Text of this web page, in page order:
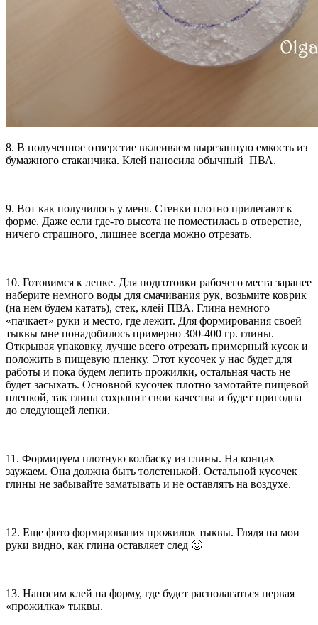
8. В полученное отверстие вклеиваем вырезанную емкость из
бумажного стаканчика. Клей наносила обычный ПВА.
9. Вот как получилось у меня. Стенки плотно прилегают к
форме. Даже если где-то высота не поместилась в отверстие,
ничего страшного, лишнее всегда можно отрезать.
10. Готовимся к лепке. Для подготовки рабочего места заранее
наберите немного воды для смачивания рук, возьмите коврик
(на нем будем катать), стек, клей ПВА. Глина немного
«пачкает» руки и место, где лежит. Для формирования своей
тыквы мне понадобилось примерно 300-400 гр. глины.
Открывая упаковку, лучше всего отрезать примерный кусок и
положить в пищевую пленку. Этот кусочек у нас будет для
работы и пока будем лепить прожилки, остальная часть не
будет засыхать. Основной кусочек плотно замотайте пищевой
пленкой, так глина сохранит свои качества и будет пригодна
до следующей лепки.
11. Формируем плотную колбаску из глины. На концах
заужаем. Она должна быть толстенькой. Остальной кусочек
глины не забывайте заматывать и не оставлять на воздухе.
12. Еще фото формирования прожилок тыквы. Глядя на мои
руки видно, как глина оставляет след 🙂
13. Наносим клей на форму, где будет располагаться первая
«прожилка» тыквы.